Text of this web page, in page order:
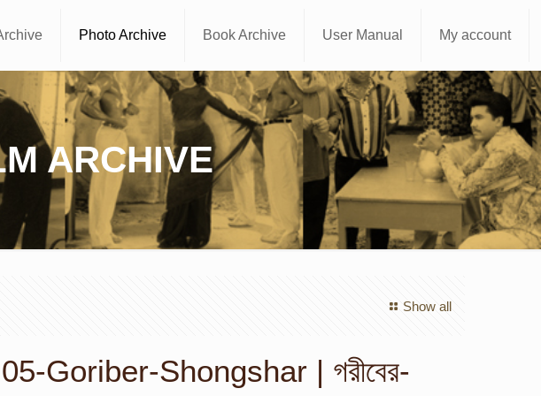
Photo Archive Book Archive User Manual My account
ARCHIVE
Show all
05-Goriber-Shongshar | গরীবের-